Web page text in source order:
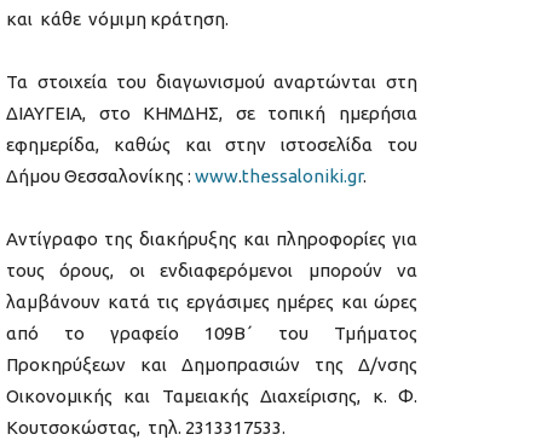
και κάθε νόμιμη κράτηση.
Τα στοιχεία του διαγωνισμού αναρτώνται στη
ΔΙΑΥΓΕΙΑ, στο ΚΗΜΔΗΣ, σε τοπική ημερήσια
εφημερίδα, καθώς και στην ιστοσελίδα του
Δήμου Θεσσαλονίκης : www.thessaloniki.gr.
Αντίγραφο της διακήρυξης και πληροφορίες για
τους όρους, οι ενδιαφερόμενοι μπορούν να
λαμβάνουν κατά τις εργάσιμες ημέρες και ώρες
από το γραφείο 109Β΄ του Τμήματος
Προκηρύξεων και Δημοπρασιών της Δ/νσης
Οικονομικής και Ταμειακής Διαχείρισης, κ. Φ.
Κουτσοκώστας, τηλ. 2313317533.